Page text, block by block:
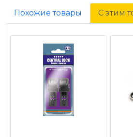
Похожие товары С этим